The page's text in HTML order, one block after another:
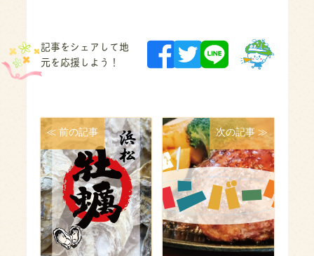
記事をシェアして地
元を応援しよう！
≪ 前の記事 次の記事 ≫